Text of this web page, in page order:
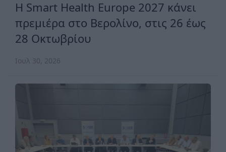
H Smart Health Europe 2027 κάνει
πρεμιέρα στο Βερολίνο, στις 26 έως
28 Οκτωβρίου
Ιουλ 30, 2026